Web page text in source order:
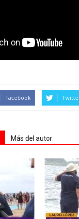
Facebook
Más del autor